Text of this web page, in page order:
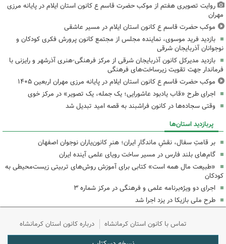
روایت تصویری هفتم از موکب حضرت قاسم ع کانون استان ایلام در پایانه مرزی
مهران
موکب حضرت قاسم ع کانون استان ایلام در مسیر عاشقی
بازدید فرید موسوی، نماینده مجلس از مجتمع کانون پرورش فکری کودکان و
نوجوانان آذربایجان شرقی
بازدید مدیرکل کانون آذربایجان شرقی از مرکز فرهنگی‌-هنری آذرشهر و رایزنی با
فرماندار جهت تقویت زیرساخت‌های فرهنگی
موکب حضرت قاسم ع کانون استان ایلام در پایانه مرزی مهران اربعین ۱۴۰۵
اجرای طرح «قاب یادبود عاشورایی؛ یک جمله، یک تصویر» در مرکز خوی
وقتی سجاده‌ها در کانون فراشبند به قصه امید تبدیل شد
پربازدید استان‌ها
بر قامتِ سفال، نقشِ ماندگارِ ایران؛ هنرِ کانون‌یاران نوجوان اصفهان
گام‌های بلند فارس در مسیر ساخت رویای علمی آینده ایران
«طبیعت مال همه است» کتابی برای آموزش روش‌های تربیتی زیست‌محیطی به
کودکان
اجرای دو ویژه‌برنامه علمی و فرهنگی در مرکز شماره ۳
طرح ملی بازیکا در یزد اجرا شد
تماس با کانون استان کرمانشاه درباره کانون استان کرمانشاه